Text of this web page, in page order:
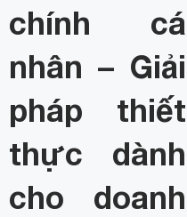
chính cá
nhân – Giải
pháp thiết
thực dành
cho doanh